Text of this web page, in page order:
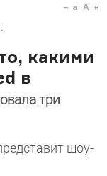
a A
какими
в
три
шоу-